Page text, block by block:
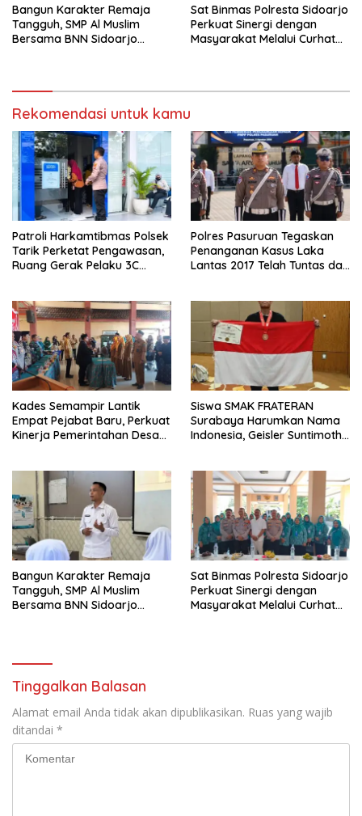
Bangun Karakter Remaja
Tangguh, SMP Al Muslim
Bersama BNN Sidoarjo
Sat Binmas Polresta Sidoarjo
Perkuat Sinergi dengan
Masyarakat Melalui Curhat
Rekomendasi untuk kamu
Patroli Harkamtibmas Polsek
Tarik Perketat Pengawasan,
Ruang Gerak Pelaku 3C
Polres Pasuruan Tegaskan
Penanganan Kasus Laka
Lantas 2017 Telah Tuntas dan
Kades Semampir Lantik
Empat Pejabat Baru, Perkuat
Kinerja Pemerintahan Desa
Siswa SMAK FRATERAN
Surabaya Harumkan Nama
Indonesia, Geisler Suntimothy
Bangun Karakter Remaja
Tangguh, SMP Al Muslim
Bersama BNN Sidoarjo
Sat Binmas Polresta Sidoarjo
Perkuat Sinergi dengan
Masyarakat Melalui Curhat
Tinggalkan Balasan
Alamat email Anda tidak akan dipublikasikan. Ruas yang wajib
ditandai *